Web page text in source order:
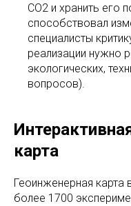
CO2 и хранить его
способствовал
специалисты
реализации нужно
экологических,
вопросов).
карта
Геоинженерная карта
более 1700